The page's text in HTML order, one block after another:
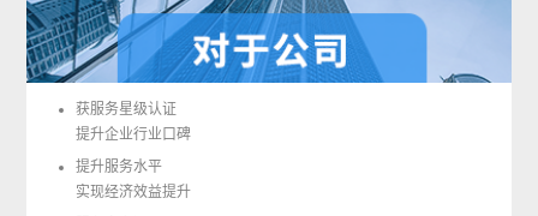
获服务星级认证
提升企业行业口碑
提升服务水平
实现经济效益提升